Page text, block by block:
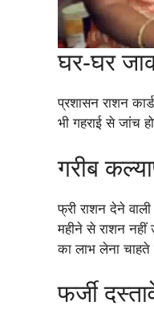
घर-घर
प्रशासन राशन
भी गहराई से जांच
गरीब
फ्री राशन देने
महीने से राशन नहीं
का लाभ लेना
फर्जी